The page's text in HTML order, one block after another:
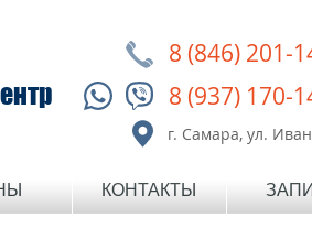
8 (846) 201-
8 (937) 170-
г. Самара, ул.
КОНТАКТЫ